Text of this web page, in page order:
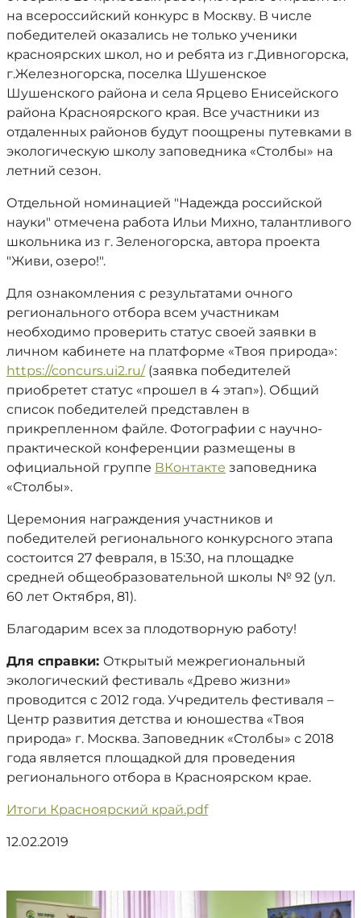
на всероссийский конкурс в Москву. В числе
победителей оказались не только ученики
красноярских школ, но и ребята из г.Дивногорска,
г.Железногорска, поселка Шушенское
Шушенского района и села Ярцево Енисейского
района Красноярского края. Все участники из
отдаленных районов будут поощрены путевками в
экологическую школу заповедника «Столбы» на
летний сезон.
Отдельной номинацией "Надежда российской
науки" отмечена работа Ильи Михно, талантливого
школьника из г. Зеленогорска, автора проекта
"Живи, озеро!".
Для ознакомления с результатами очного
регионального отбора всем участникам
необходимо проверить статус своей заявки в
личном кабинете на платформе «Твоя природа»:
https://concurs.ui2.ru/(заявка победителей
приобретет статус «прошел в 4 этап»). Общий
список победителей представлен в
прикрепленном файле. Фотографии с научно-
практической конференции размещены в
официальной группе ВКонтакте заповедника
«Столбы».
Церемония награждения участников и
победителей регионального конкурсного этапа
состоится 27 февраля, в 15:30, на площадке
средней общеобразовательной школы № 92 (ул.
60 лет Октября, 81).
Благодарим всех за плодотворную работу!
Для справки: Открытый межрегиональный
экологический фестиваль «Древо жизни»
проводится с 2012 года. Учредитель фестиваля –
Центр развития детства и юношества «Твоя
природа» г. Москва. Заповедник «Столбы» с 2018
года является площадкой для проведения
регионального отбора в Красноярском крае.
Итоги Красноярский край.pdf
12.02.2019